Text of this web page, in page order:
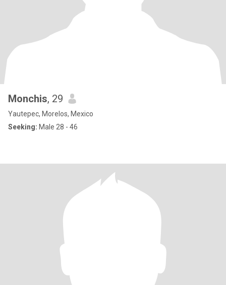
Monchis, 29
Yautepec, Morelos, Mexico
Seeking: Male 28 - 46